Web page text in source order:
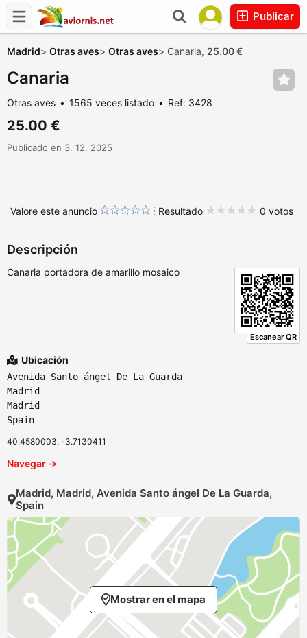
Publicar
Madrid> Otras aves> Otras aves> Canaria, 25.00 €
Canaria
Otras aves 1565 veces listado Ref: 3428
25.00 €
Publicado en 3. 12. 2025
Valore este anuncio Resultado 0 votos
Descripción
Escanear QR
Canaria portadora de amarillo mosaico
Ubicación
Avenida Santo ángel De La Guarda
Madrid
Madrid
Spain
40.4580003, -3.7130411
Navegar →
Madrid, Madrid, Avenida Santo ángel De La Guarda,
Spain
Mostrar en el mapa